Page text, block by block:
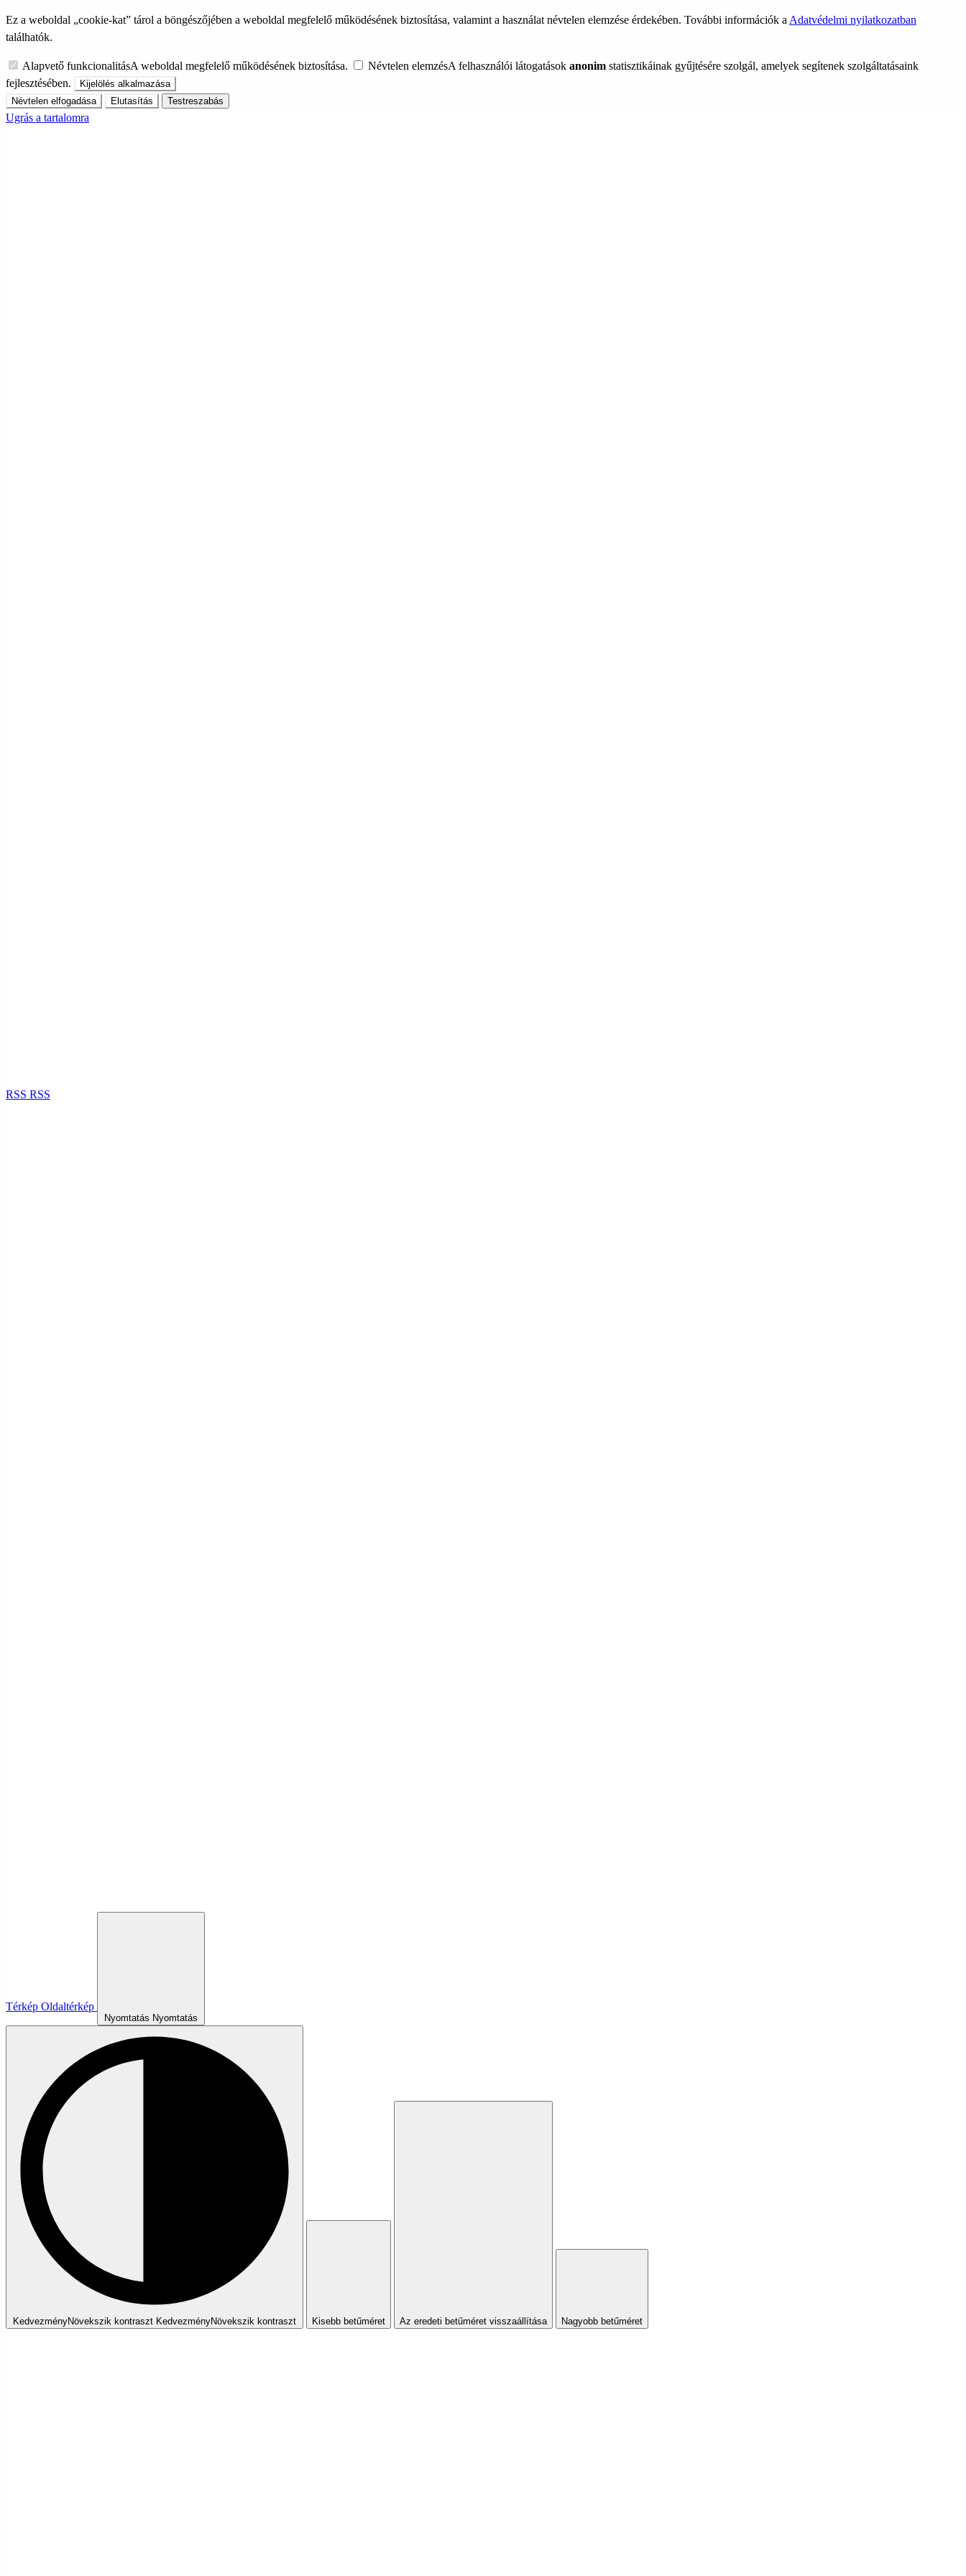
Ez a weboldal „cookie-kat” tárol a böngészőjében a weboldal megfelelő működésének biztosítása, valamint a használat névtelen elemzése érdekében. További információk a Adatvédelmi nyilatkozatban
találhatók.
Alapvető funkcionalitásA weboldal megfelelő működésének biztosítása. Névtelen elemzésA felhasználói látogatások anonim statisztikáinak gyűjtésére szolgál, amelyek segítenek szolgáltatásaink
fejlesztésében.
Kijelölés alkalmazása
Névtelen elfogadása
Elutasítás Testreszabás
Ugrás a tartalomra
RSS RSS
Térkép Oldaltérkép
Nyomtatás Nyomtatás
KedvezményNövekszik kontraszt KedvezményNövekszik kontraszt Kisebb betűméret Az eredeti betűméret visszaállítása Nagyobb betűméret